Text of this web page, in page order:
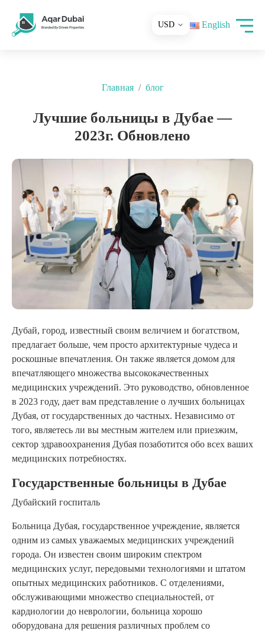
English
Главная блог
Лучшие больницы в Дубае —
2023г. Обновлено
Дубай, город, известный своим величием и богатством,
предлагает больше, чем просто архитектурные чудеса и
роскошные впечатления. Он также является домом для
впечатляющего множества высококачественных
медицинских учреждений. Это руководство, обновленное
в 2023 году, дает вам представление о лучших больницах
Дубая, от государственных до частных. Независимо от
того, являетесь ли вы местным жителем или приезжим,
сектор здравоохранения Дубая позаботится обо всех ваших
медицинских потребностях.
Государственные больницы в Дубае
Дубайский госпиталь
Больница Дубая, государственное учреждение, является
одним из самых уважаемых медицинских учреждений
города. Он известен своим широким спектром
медицинских услуг, передовыми технологиями и штатом
опытных медицинских работников. С отделениями,
обслуживающими множество специальностей, от
кардиологии до неврологии, больница хорошо
оборудована для решения различных проблем со